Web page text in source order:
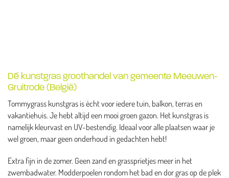
Dé kunstgras groothandel van gemeente Meeuwen-
Gruitrode (België)
Tommygrass kunstgras is ècht voor iedere tuin, balkon, terras en
vakantiehuis. Je hebt altijd een mooi groen gazon. Het kunstgras is
namelijk kleurvast en UV-bestendig. Ideaal voor alle plaatsen waar je
wel groen, maar geen onderhoud in gedachten hebt!
Extra fijn in de zomer. Geen zand en grassprietjes meer in het
zwembadwater. Modderpoelen rondom het bad en dor gras op de plek